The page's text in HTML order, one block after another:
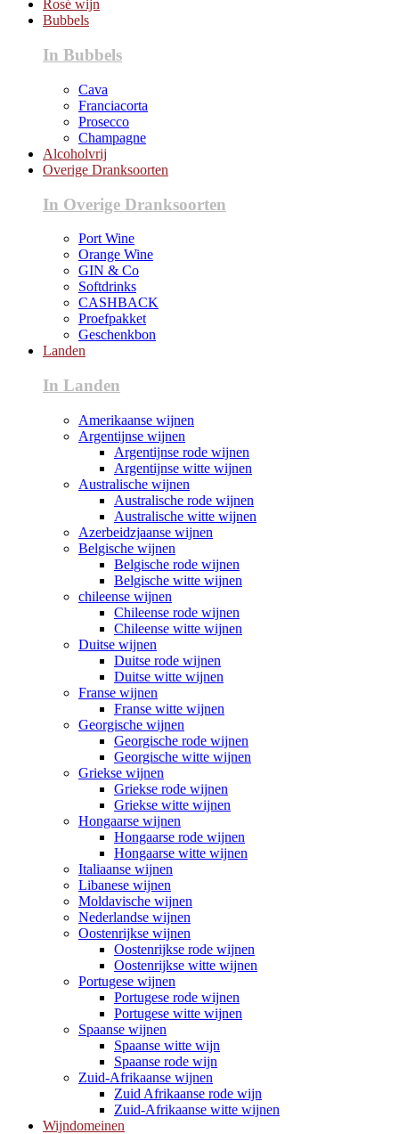
Rosé wijn
Bubbels
In Bubbels
Cava
Franciacorta
Prosecco
Champagne
Alcoholvrij
Overige Dranksoorten
In Overige Dranksoorten
Port Wine
Orange Wine
GIN & Co
Softdrinks
CASHBACK
Proefpakket
Geschenkbon
Landen
In Landen
Amerikaanse wijnen
Argentijnse wijnen
Argentijnse rode wijnen
Argentijnse witte wijnen
Australische wijnen
Australische rode wijnen
Australische witte wijnen
Azerbeidzjaanse wijnen
Belgische wijnen
Belgische rode wijnen
Belgische witte wijnen
chileense wijnen
Chileense rode wijnen
Chileense witte wijnen
Duitse wijnen
Duitse rode wijnen
Duitse witte wijnen
Franse wijnen
Franse witte wijnen
Georgische wijnen
Georgische rode wijnen
Georgische witte wijnen
Griekse wijnen
Griekse rode wijnen
Griekse witte wijnen
Hongaarse wijnen
Hongaarse rode wijnen
Hongaarse witte wijnen
Italiaanse wijnen
Libanese wijnen
Moldavische wijnen
Nederlandse wijnen
Oostenrijkse wijnen
Oostenrijkse rode wijnen
Oostenrijkse witte wijnen
Portugese wijnen
Portugese rode wijnen
Portugese witte wijnen
Spaanse wijnen
Spaanse witte wijn
Spaanse rode wijn
Zuid-Afrikaanse wijnen
Zuid Afrikaanse rode wijn
Zuid-Afrikaanse witte wijnen
Wijndomeinen